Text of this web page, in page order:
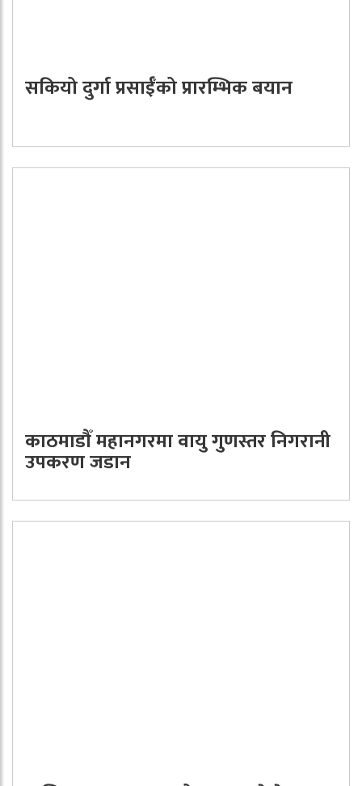
सकियो दुर्गा प्रसाईँको प्रारम्भिक बयान
काठमाडौँ महानगरमा वायु गुणस्तर निगरानी
उपकरण जडान